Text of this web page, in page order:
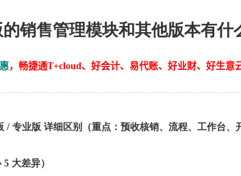
销售管理模块和其他版本有什
，畅捷通T+cloud、好会计、易代账、好业财、好生意
专业版 详细区别（重点：预收核销、流程、工作台、
大差异）